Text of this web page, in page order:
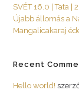
SVÉT 16.0 | Tata |
Újabb állomás a
Mangalicakaraj
Recent
Hello world!